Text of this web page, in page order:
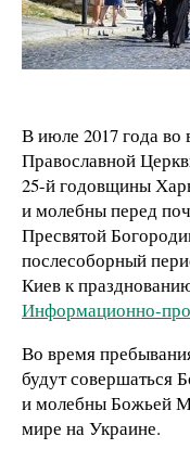
В июле 2017 года во
Православной
25-й годовщины
и молебны перед
Пресвятой
послесоборный
Киев к
Информационно-
Во время
будут совершаться
и молебны Божьей
мире на Украине.